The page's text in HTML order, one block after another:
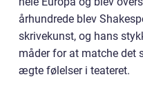
århundrede blev
skrivekunst, og hans
måder for at matche det
ægte følelser i teateret.